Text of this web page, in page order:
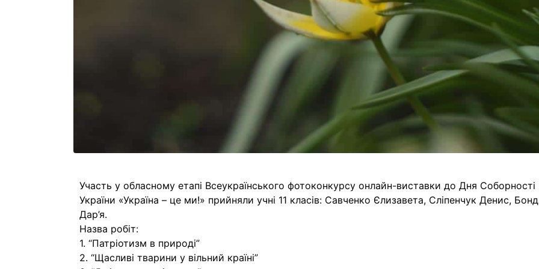
Участь у обласному етапі Всеукраїнського фотоконкурсу онлайн-виставки до Дня Соборності
України «Україна – це ми!» прийняли учні 11 класів: Савченко Єлизавета, Сліпенчук Денис,
Дар’я.
Назва робіт:
1. “Патріотизм в природі”
2. “Щасливі тварини у вільний країні”